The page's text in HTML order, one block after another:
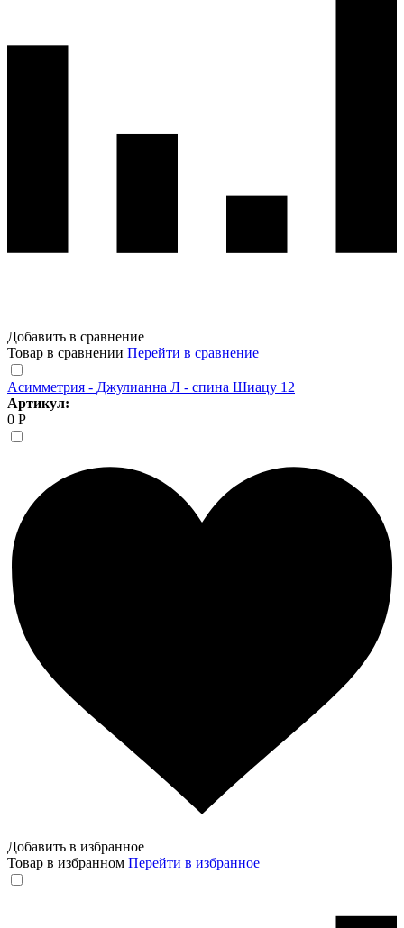
Добавить в сравнение
Товар в сравнении Перейти в сравнение
Асимметрия - Джулианна Л - спина Шиацу 12
Артикул:
0 Р
Добавить в избранное
Товар в избранном Перейти в избранное